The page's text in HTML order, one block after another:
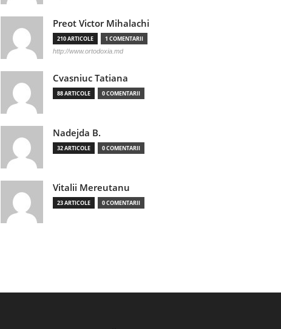
Preot Victor Mihalachi
210 ARTICOLE 1 COMENTARII
http://www.ortodoxia.md
Cvasniuc Tatiana
88 ARTICOLE 0 COMENTARII
Nadejda B.
32 ARTICOLE 0 COMENTARII
Vitalii Mereutanu
23 ARTICOLE 0 COMENTARII